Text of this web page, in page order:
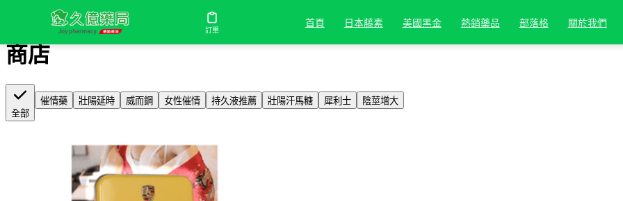
訂單
首頁 日本藤素 美國黑金 熱銷藥品 部落格 關於我們
商店
商店
全部
催情藥 壯陽延時 威而鋼 女性催情 持久液推薦 壯陽汗馬糖 犀利士 陰莖增大